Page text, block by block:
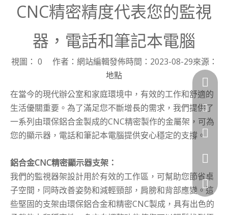
CNC精密精度代表您的監視
器，電話和筆記本電腦
視圖： 0 作者：網站編輯發佈時間：2023-08-29來源：
地點
在當今的現代辦公室和家庭環境中，有效的工作和舒適的
生活優關重要。為了滿足您不斷增長的需求，我們提供了
一系列由環保鋁合金製成的CNC精密製作的金屬架，可為
您的顯示器，電話和筆記本電腦提供安心穩定的支撐。
鋁合金CNC精密顯示器支架：
我們的監視器架設計用於有效的工作區，可幫助您節省桌
子空間，同時改善姿勢和減輕頸部，肩膀和背部應變。這
些堅固的支架由環保鋁合金和精密CNC製成，具有出色的
+86